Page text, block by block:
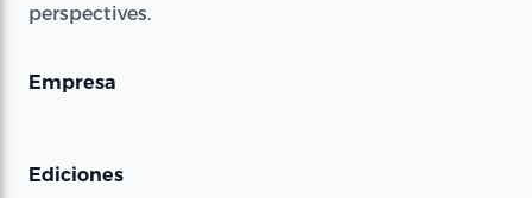
perspectives.
Empresa
Ediciones